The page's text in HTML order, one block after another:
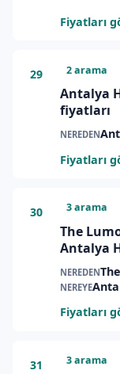
Fiyatları
29 2 arama
Antalya
fiyatları
NEREDEN
Fiyatları
30 3 arama
The
Antalya
NEREDEN
NEREYE
Fiyatları
31 3 arama